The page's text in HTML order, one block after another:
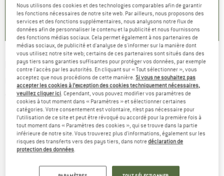
8
)
+1
4,6(71)
+10
4,7(48)
INJINJI -Trainer Mini Crew - Chaussettes
multifonctions
(0)
Nous utilisons des cookies et des technologies comparables afin de garantir
les fonctions nécessaires de notre site web. Par ailleurs, nous proposons des
services et des fonctions supplémentaires, nous analysons notre flux de
données afin de personnaliser le contenu et la publicité et nous fournissons
des fonctions médias sociaux. Cela permet également à nos partenaires de
médias sociaux, de publicité et d'analyse de s'informer sur la manière dont
vous utilisez notre site web; certains de ces partenaires sont situés dans des
pays tiers sans garanties suffisantes pour protéger vos données, par exemple
contre l'accès par les autorités. En cliquant sur « Tout sélectionner », vous
acceptez que nous procédions de cette manière.Si vous ne souhaitez pas
accepter les cookies à l’exception des cookies techniquement nécessaires,
veuillez cliquer ici. Cependant, vous pouvez modifier vos paramètres de
cookies à tout moment dans « Paramètres » et sélectionner certaines
catégories. Votre consentement est volontaire, n’est pas nécessaire pour
l’utilisation de ce site et peut être révoqué ou accordé pour la première fois à
tout moment dans « Paramètres des cookies », qui se trouve dans la partie
inférieure de notre site. Vous trouverez plus d'informations, également sur les
risques des transferts vers des pays tiers, dans notredéclaration de
protection des données.